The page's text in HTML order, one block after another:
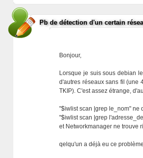
Pb de détection d'un certain
Bonjour,
Lorsque je suis sous debian
d'autres réseaux sans fil (une
TKIP). C'est assez étrange,
"$iwlist scan |grep le_nom" ne
"$iwlist scan |grep
et Networkmanager ne trouve
qelqu'un a déjà eu ce